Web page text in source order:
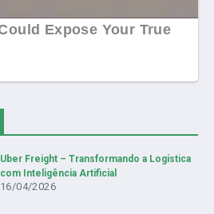
Uber Freight – Transformando a Logística
com Inteligência Artificial
16/04/2026